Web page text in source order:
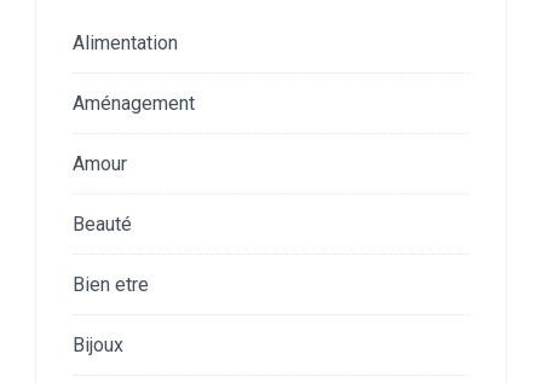
Alimentation
Aménagement
Amour
Beauté
Bien etre
Bijoux